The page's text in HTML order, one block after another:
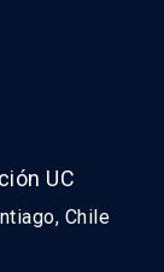
UC
Chile